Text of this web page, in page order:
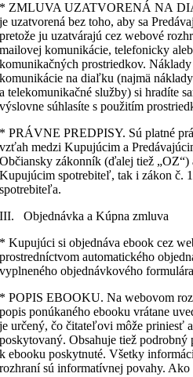
* ZMLUVA UZATVORENÁ NA
je uzatvorená bez toho, aby sa
pretože ju uzatvárajú cez webové
mailovej komunikácie, telefonicky
komunikačných prostriedkov.
komunikácie na diaľku (najmä
a telekomunikačné služby) si hradíte
výslovne súhlasíte s použitím
* PRÁVNE PREDPISY. Sú platné
vzťah medzi Kupujúcim a
Občiansky zákonník (ďalej tiež „OZ“)
Kupujúcim spotrebiteľ, tak i zákon č.
spotrebiteľa.
III. Objednávka a Kúpna zmluva
* Kupujúci si objednáva ebook cez
prostredníctvom automatického
vyplneného objednávkového
* POPIS EBOOKU. Na webovom
popis ponúkaného ebooku vrátane
je určený, čo čitateľovi môže priniesť
poskytovaný. Obsahuje tiež podrobný
k ebooku poskytnuté. Všetky
rozhraní sú informatívnej povahy.